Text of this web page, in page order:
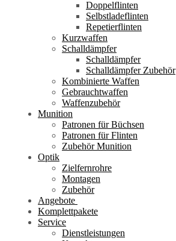
Doppelflinten
Selbstladeflinten
Repetierflinten
Kurzwaffen
Schalldämpfer
Schalldämpfer
Schalldämpfer Zubehör
Kombinierte Waffen
Gebrauchtwaffen
Waffenzubehör
Munition
Patronen für Büchsen
Patronen für Flinten
Zubehör Munition
Optik
Zielfernrohre
Montagen
Zubehör
Angebote
Komplettpakete
Service
Dienstleistungen